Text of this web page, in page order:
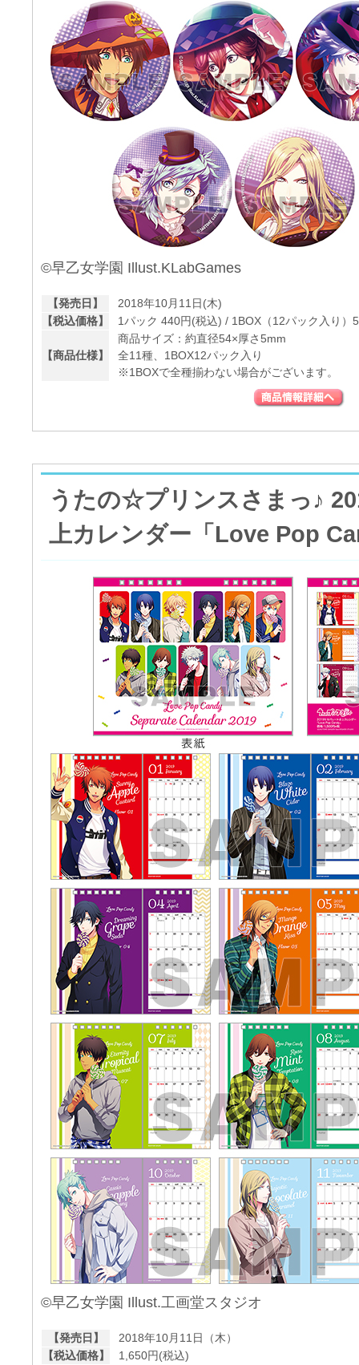
©早乙女学園 Illust.KLabGames
【発売日】
2018年10月11日(木)
【税込価格】
1パック 440円(税込) / 1BOX（12パック入り）
【商品仕様】
商品サイズ：約直径54×厚さ5mm
全11種、1BOX12パック入り
※1BOXで全種揃わない場合がございます。
うたの☆プリンスさまっ♪
上カレンダー「Love Pop
©早乙女学園 Illust.工画堂スタジオ
【発売日】
2018年10月11日（木）
【税込価格】
1,650円(税込)